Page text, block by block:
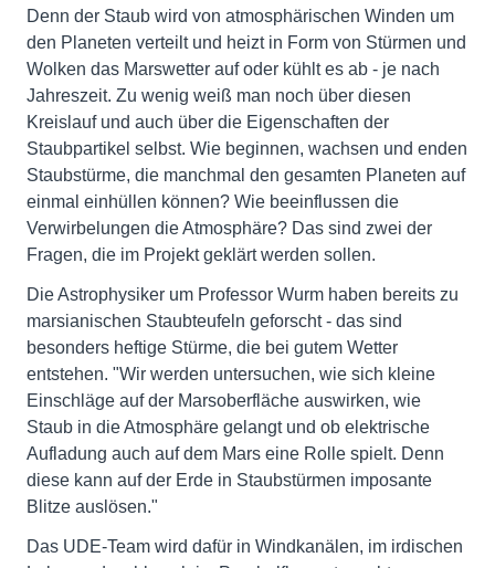
Denn der Staub wird von atmosphärischen Winden um
den Planeten verteilt und heizt in Form von Stürmen und
Wolken das Marswetter auf oder kühlt es ab - je nach
Jahreszeit. Zu wenig weiß man noch über diesen
Kreislauf und auch über die Eigenschaften der
Staubpartikel selbst. Wie beginnen, wachsen und enden
Staubstürme, die manchmal den gesamten Planeten auf
einmal einhüllen können? Wie beeinflussen die
Verwirbelungen die Atmosphäre? Das sind zwei der
Fragen, die im Projekt geklärt werden sollen.
Die Astrophysiker um Professor Wurm haben bereits zu
marsianischen Staubteufeln geforscht - das sind
besonders heftige Stürme, die bei gutem Wetter
entstehen. "Wir werden untersuchen, wie sich kleine
Einschläge auf der Marsoberfläche auswirken, wie
Staub in die Atmosphäre gelangt und ob elektrische
Aufladung auch auf dem Mars eine Rolle spielt. Denn
diese kann auf der Erde in Staubstürmen imposante
Blitze auslösen."
Das UDE-Team wird dafür in Windkanälen, im irdischen